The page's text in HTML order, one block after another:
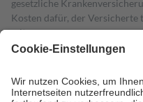
gesetzliche
Kosten dafür, der Versicherte
mit.
Grundsätzlich leisten
höchstens zehn Euro.
Es sind
Kosten der Leistung zu